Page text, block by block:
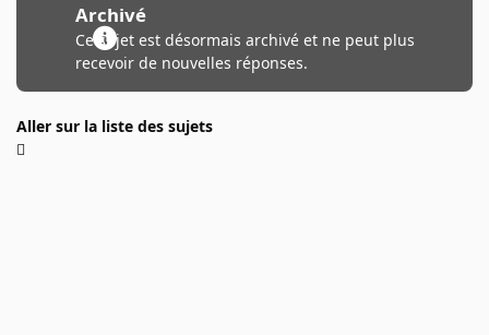
Archivé
Ce sujet est désormais archivé et ne peut plus
recevoir de nouvelles réponses.
Aller sur la liste des sujets